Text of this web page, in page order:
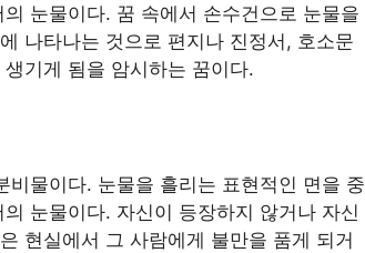
눈물이다. 꿈 속에서 손수건으로 눈물을
나타나는 것으로 편지나 진정서, 호소문
기게 됨을 암시하는 꿈이다.
물이다. 눈물을 흘리는 표현적인 면을 중
눈물이다. 자신이 등장하지 않거나 자신
현실에서 그 사람에게 불만을 품게 되거